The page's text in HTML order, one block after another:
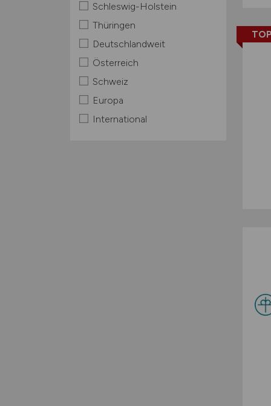
Schleswig-Holstein
Thüringen
Deutschlandweit
Österreich
Schweiz
Europa
International